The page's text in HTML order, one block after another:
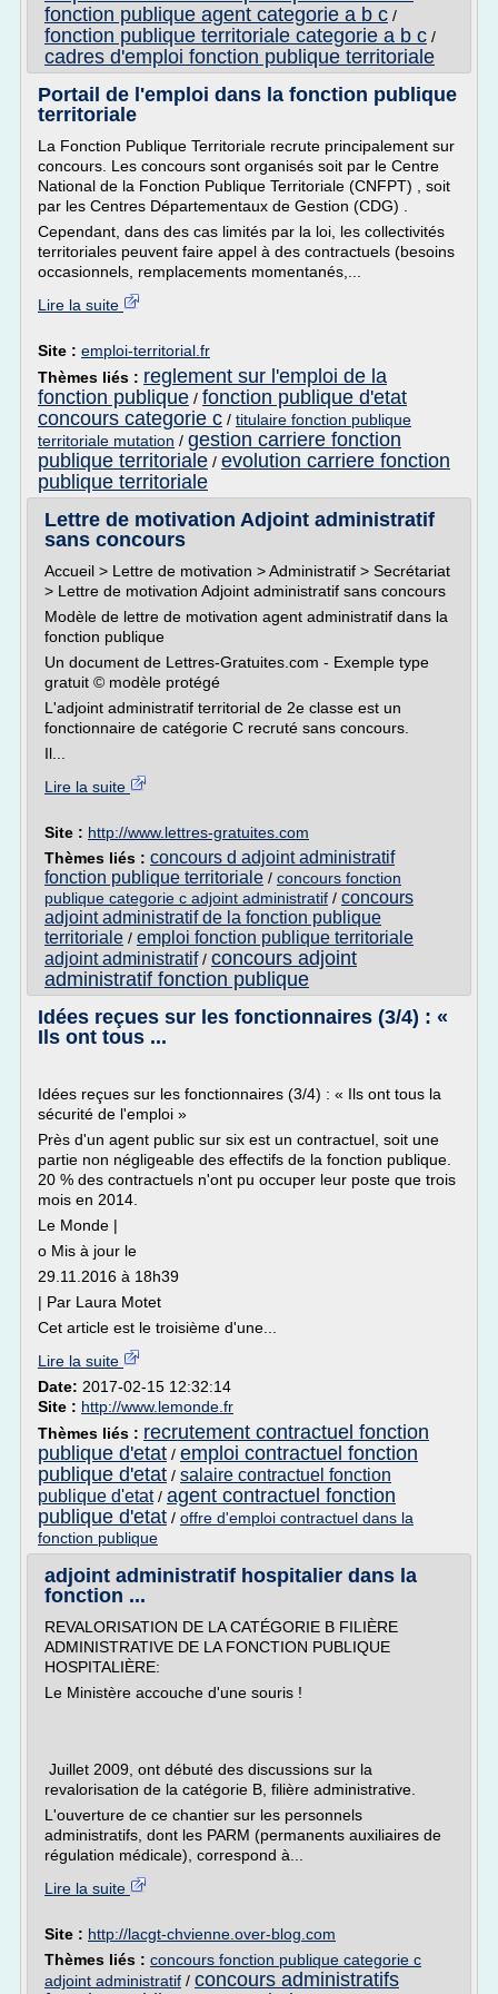
fonction publique agent categorie a b c /
fonction publique territoriale categorie a b c /
cadres d'emploi fonction publique territoriale
Portail de l'emploi dans la fonction publique
territoriale
La Fonction Publique Territoriale recrute principalement sur
concours. Les concours sont organisés soit par le Centre
National de la Fonction Publique Territoriale (CNFPT) , soit
par les Centres Départementaux de Gestion (CDG) .
Cependant, dans des cas limités par la loi, les collectivités
territoriales peuvent faire appel à des contractuels (besoins
occasionnels, remplacements momentanés,...
Lire la suite
Site : emploi-territorial.fr
Thèmes liés : reglement sur l'emploi de la
fonction publique / fonction publique d'etat
concours categorie c / titulaire fonction publique
territoriale mutation / gestion carriere fonction
publique territoriale / evolution carriere fonction
publique territoriale
Lettre de motivation Adjoint administratif
sans concours
Accueil > Lettre de motivation > Administratif > Secrétariat
> Lettre de motivation Adjoint administratif sans concours
Modèle de lettre de motivation agent administratif dans la
fonction publique
Un document de Lettres-Gratuites.com - Exemple type
gratuit © modèle protégé
L'adjoint administratif territorial de 2e classe est un
fonctionnaire de catégorie C recruté sans concours.
Il...
Lire la suite
Site : http://www.lettres-gratuites.com
Thèmes liés : concours d adjoint administratif
fonction publique territoriale / concours fonction
publique categorie c adjoint administratif / concours
adjoint administratif de la fonction publique
territoriale / emploi fonction publique territoriale
adjoint administratif/ concours adjoint
administratif fonction publique
Idées reçues sur les fonctionnaires (3/4) : «
Ils ont tous ...
Idées reçues sur les fonctionnaires (3/4) : « Ils ont tous la
sécurité de l'emploi »
Près d'un agent public sur six est un contractuel, soit une
partie non négligeable des effectifs de la fonction publique.
20 % des contractuels n'ont pu occuper leur poste que trois
mois en 2014.
Le Monde |
o Mis à jour le
29.11.2016 à 18h39
| Par Laura Motet
Cet article est le troisième d'une...
Lire la suite
Date: 2017-02-15 12:32:14
Site : http://www.lemonde.fr
Thèmes liés : recrutement contractuel fonction
publique d'etat / emploi contractuel fonction
publique d'etat / salaire contractuel fonction
publique d'etat/ agent contractuel fonction
publique d'etat / offre d'emploi contractuel dans la
fonction publique
adjoint administratif hospitalier dans la
fonction ...
REVALORISATION DE LA CATÉGORIE B FILIÈRE
ADMINISTRATIVE DE LA FONCTION PUBLIQUE
HOSPITALIÈRE:
Le Ministère accouche d'une souris !
Juillet 2009, ont débuté des discussions sur la
revalorisation de la catégorie B, filière administrative.
L'ouverture de ce chantier sur les personnels
administratifs, dont les PARM (permanents auxiliaires de
régulation médicale), correspond à...
Lire la suite
Site : http://lacgt-chvienne.over-blog.com
Thèmes liés : concours fonction publique categorie c
adjoint administratif / concours administratifs